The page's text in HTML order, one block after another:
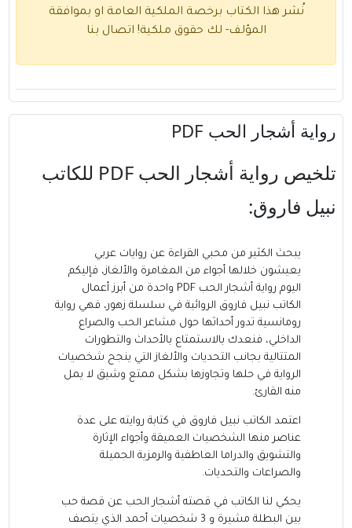
نُشر هذا الكتاب برخصة الملكية العامة او بموافقة
المؤلف- لك حقوق ملكية! اتصال بنا
رواية أشجار الحب PDF
تلخيص رواية أشجار الحب PDF للكاتب
نبيل فاروق:
يبحث الكثير من محبي القراءة عن روايات عربي
يعيشون خلالها أجواء من المغامرة والألغاز، فإليكم
اليوم رواية أشجار الحب PDF واحدة من أبرز أعمال
الكاتب نبيل فاروق الروائية في سلسلة زهور، فهي رواية
رومانسية تدور أحداثها حول مشاعر الحب والصراع
الداخلي، فنعدك بالاستمتاع بالأحداث والتطورات
المتتالية بجانب التحديات والألغاز التي ينجح شخصيات
الرواية في حلها وتجاوزها بشكل ممتع وشيق لا يمل
منه القارئ.
اعتمد الكاتب نبيل فاروق في كتابة روايته على عدة
عناصر منها الشخصيات العميقة وأجواء الإثارة
والتشويق والدراما العاطفية والرمزية الجميلة
والصراعات والتحديات.
يحكي لنا الكاتب في قصته أشجار الحب عن قصة حب
بين البطلة مشيرة و 3 شخصيات أحمد الذي يتصف